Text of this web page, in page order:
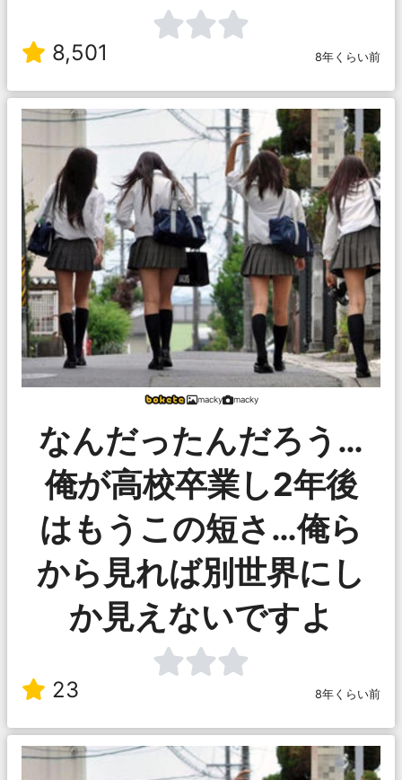
8,501 8年くらい前
macky macky
なんだったんだろう…
俺が高校卒業し2年後
はもうこの短さ…俺ら
から見れば別世界にし
か見えないですよ
23 8年くらい前